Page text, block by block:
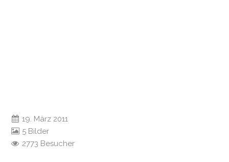
19. März 2011
5 Bilder
2773 Besucher